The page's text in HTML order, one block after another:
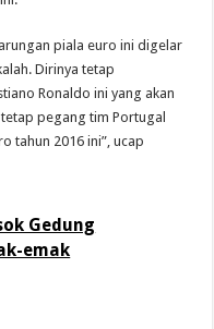
piala euro ini digelar
Dirinya tetap
Ronaldo ini yang akan
pegang tim Portugal
tahun 2016 ini”, ucap
Gedung
emak